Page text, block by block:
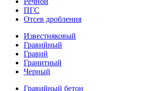
ПГС
Отсев дробления
Известняковый
Гравийный
Гравий
Гранитный
Черный
Гравийный бетон